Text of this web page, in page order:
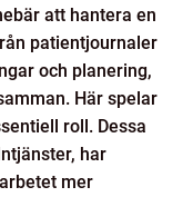
att hantera en
patientjournaler
och planering,
Här spelar
roll. Dessa
har
mer